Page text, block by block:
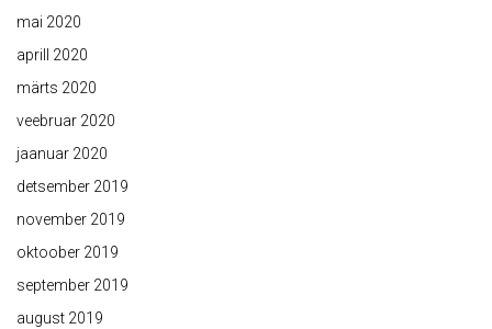
mai 2020
aprill 2020
märts 2020
veebruar 2020
jaanuar 2020
detsember 2019
november 2019
oktoober 2019
september 2019
august 2019